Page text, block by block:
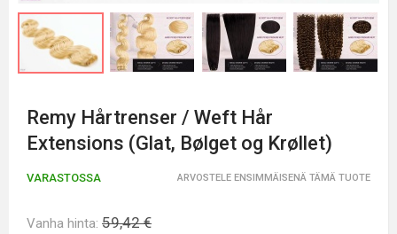
Remy Hårtrenser / Weft Hår
Extensions (Glat, Bølget og Krøllet)
ARVOSTELE ENSIMMÄISENÄ TÄMÄ TUOTE
VARASTOSSA
Vanha hinta: 59,42 €